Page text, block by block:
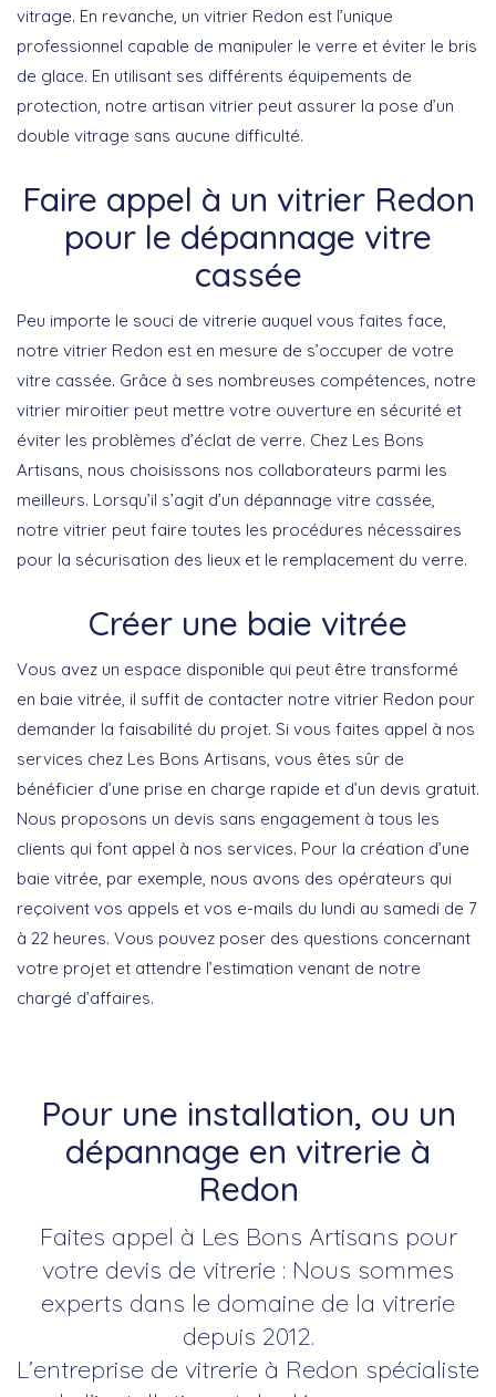
vitrage. En revanche, un vitrier Redon est l’unique
professionnel capable de manipuler le verre et éviter le bris
de glace. En utilisant ses différents équipements de
protection, notre artisan vitrier peut assurer la pose d’un
double vitrage sans aucune difficulté.
Faire appel à un vitrier Redon
pour le dépannage vitre
cassée
Peu importe le souci de vitrerie auquel vous faites face,
notre vitrier Redon est en mesure de s’occuper de votre
vitre cassée. Grâce à ses nombreuses compétences, notre
vitrier miroitier peut mettre votre ouverture en sécurité et
éviter les problèmes d’éclat de verre. Chez Les Bons
Artisans, nous choisissons nos collaborateurs parmi les
meilleurs. Lorsqu’il s’agit d’un dépannage vitre cassée,
notre vitrier peut faire toutes les procédures nécessaires
pour la sécurisation des lieux et le remplacement du verre.
Créer une baie vitrée
Vous avez un espace disponible qui peut être transformé
en baie vitrée, il suffit de contacter notre vitrier Redon pour
demander la faisabilité du projet. Si vous faites appel à nos
services chez Les Bons Artisans, vous êtes sûr de
bénéficier d’une prise en charge rapide et d’un devis gratuit.
Nous proposons un devis sans engagement à tous les
clients qui font appel à nos services. Pour la création d’une
baie vitrée, par exemple, nous avons des opérateurs qui
reçoivent vos appels et vos e-mails du lundi au samedi de 7
à 22 heures. Vous pouvez poser des questions concernant
votre projet et attendre l’estimation venant de notre
chargé d’affaires.
Pour une installation, ou un
dépannage en vitrerie à
Redon
Faites appel à Les Bons Artisans pour
votre devis de vitrerie : Nous sommes
experts dans le domaine de la vitrerie
depuis 2012.
L’entreprise de vitrerie à Redon spécialiste